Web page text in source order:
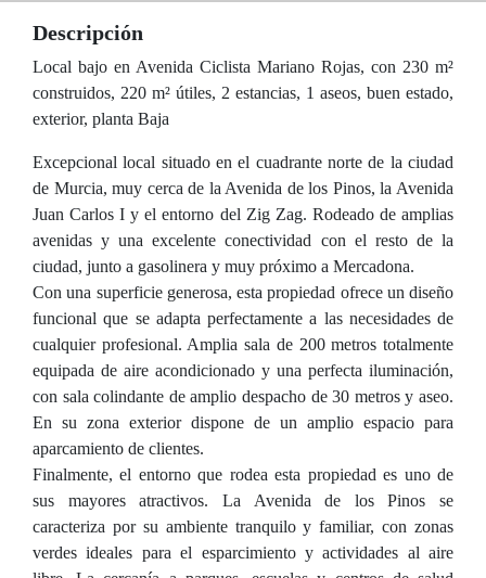
Descripción
Local bajo en Avenida Ciclista Mariano Rojas, con 230 m²
construidos, 220 m² útiles, 2 estancias, 1 aseos, buen estado,
exterior, planta Baja
Excepcional local situado en el cuadrante norte de la ciudad
de Murcia, muy cerca de la Avenida de los Pinos, la Avenida
Juan Carlos I y el entorno del Zig Zag. Rodeado de amplias
avenidas y una excelente conectividad con el resto de la
ciudad, junto a gasolinera y muy próximo a Mercadona.
Con una superficie generosa, esta propiedad ofrece un diseño
funcional que se adapta perfectamente a las necesidades de
cualquier profesional. Amplia sala de 200 metros totalmente
equipada de aire acondicionado y una perfecta iluminación,
con sala colindante de amplio despacho de 30 metros y aseo.
En su zona exterior dispone de un amplio espacio para
aparcamiento de clientes.
Finalmente, el entorno que rodea esta propiedad es uno de
sus mayores atractivos. La Avenida de los Pinos se
caracteriza por su ambiente tranquilo y familiar, con zonas
verdes ideales para el esparcimiento y actividades al aire